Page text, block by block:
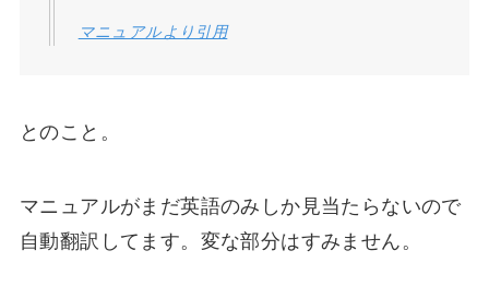
マニュアルより引用
とのこと。
マニュアルがまだ英語のみしか見当たらないので
自動翻訳してます。変な部分はすみません。